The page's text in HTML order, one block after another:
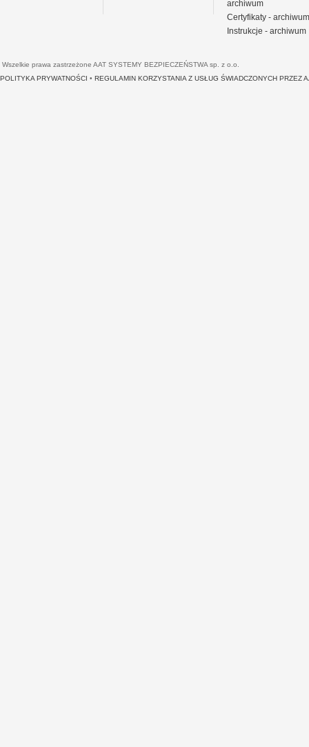
archiwum
Certyfikaty - archiwum
Instrukcje - archiwum
Wszelkie prawa zastrzeżone AAT SYSTEMY BEZPIECZEŃSTWA sp. z o.o.
POLITYKA PRYWATNOŚCI • REGULAMIN KORZYSTANIA Z USŁUG ŚWIADCZONYCH PRZEZ